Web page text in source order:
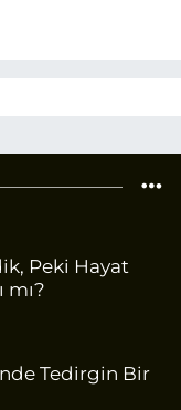
Peki Hayat
mı?
Tedirgin Bir